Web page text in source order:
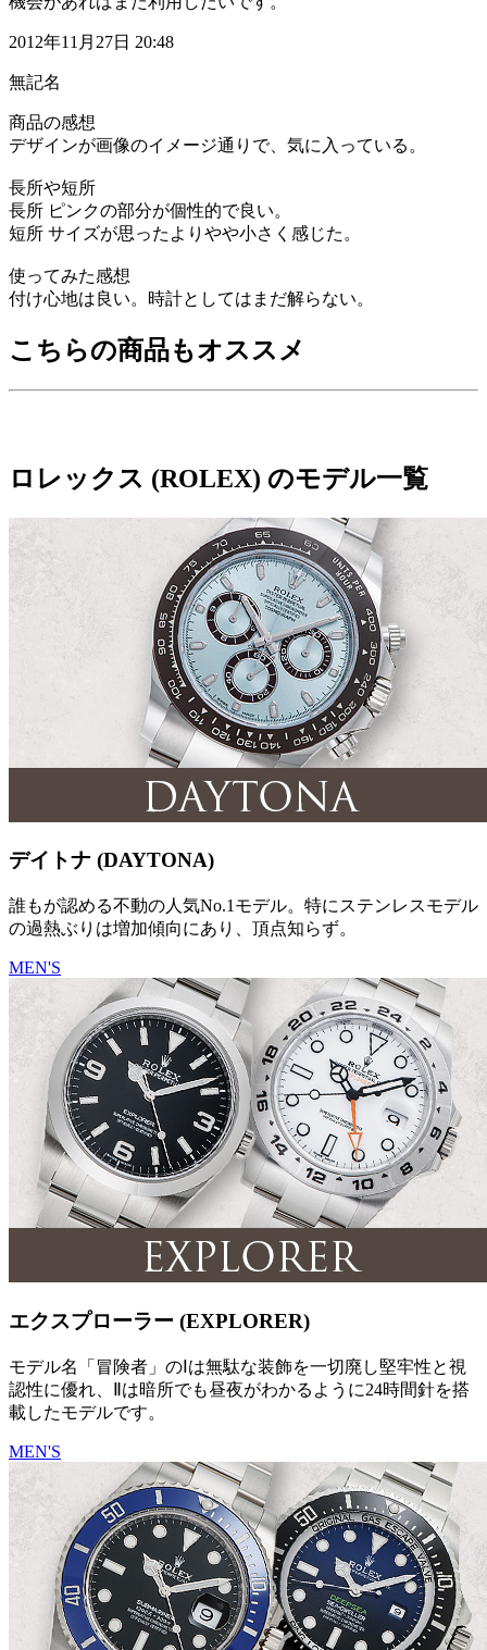
2012年11月27日 20:48
無記名
商品の感想
デザインが画像のイメージ通りで、気に入っている。
長所や短所
長所 ピンクの部分が個性的で良い。
短所 サイズが思ったよりやや小さく感じた。
使ってみた感想
付け心地は良い。時計としてはまだ解らない。
こちらの商品もオススメ
ロレックス (ROLEX) のモデル一覧
デイトナ (DAYTONA)
誰もが認める不動の人気No.1モデル。特にステンレスモデル
の過熱ぶりは増加傾向にあり、頂点知らず。
MEN'S
エクスプローラー (EXPLORER)
モデル名「冒険者」のⅠは無駄な装飾を一切廃し堅牢性と視
認性に優れ、Ⅱは暗所でも昼夜がわかるように24時間針を搭
載したモデルです。
MEN'S